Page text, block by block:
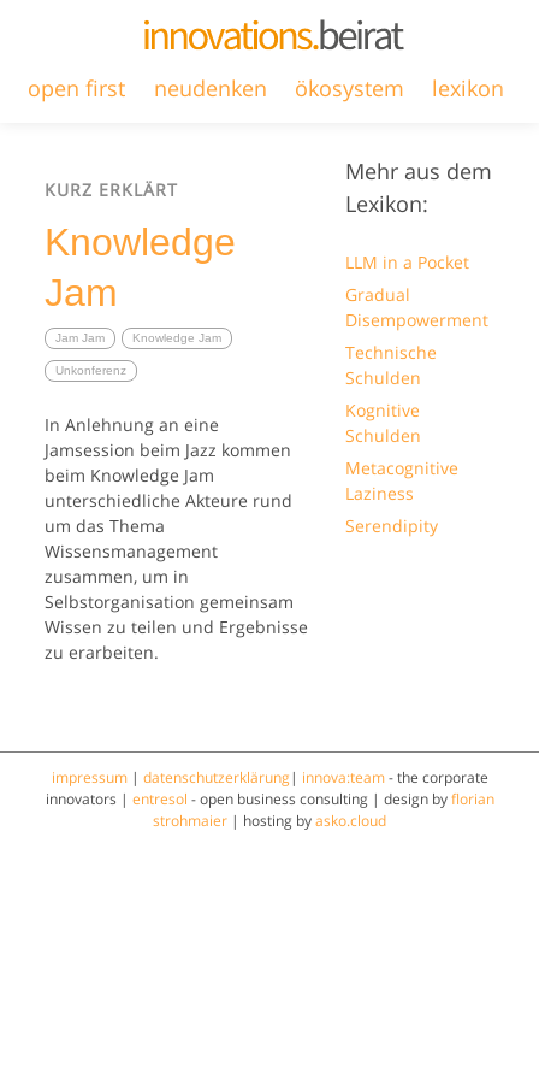
open first neudenken ökosystem lexikon
KURZ ERKLÄRT
Knowledge
Jam
Jam Jam Knowledge Jam
Unkonferenz
In Anlehnung an eine
Jamsession beim Jazz kommen
beim Knowledge Jam
unterschiedliche Akteure rund
um das Thema
Wissensmanagement
zusammen, um in
Selbstorganisation gemeinsam
Wissen zu teilen und Ergebnisse
zu erarbeiten.
Mehr aus dem
Lexikon:
LLM in a Pocket
Gradual
Disempowerment
Technische
Schulden
Kognitive
Schulden
Metacognitive
Laziness
Serendipity
impressum| datenschutzerklärung | innova:team- the corporate
innovators | entresol - open business consulting | design byflorian
strohmaier | hosting byasko.cloud